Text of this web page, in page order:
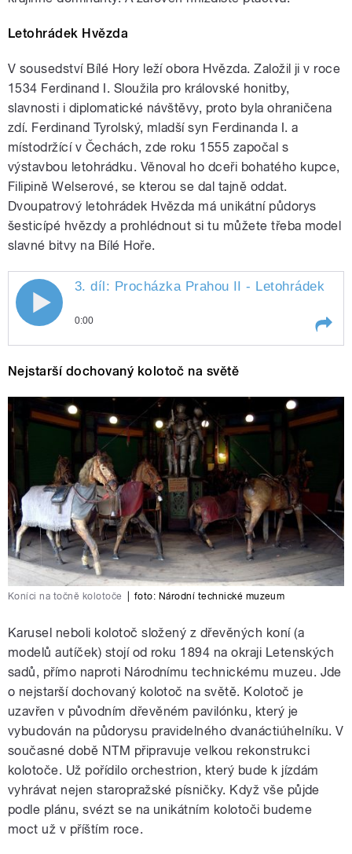
Letohrádek Hvězda
V sousedství Bílé Hory leží obora Hvězda. Založil ji v roce
1534 Ferdinand I. Sloužila pro královské honitby,
slavnosti i diplomatické návštěvy, proto byla ohraničena
zdí. Ferdinand Tyrolský, mladší syn Ferdinanda I. a
místodržící v Čechách, zde roku 1555 započal s
výstavbou letohrádku. Věnoval ho dceři bohatého kupce,
Filipině Welserové, se kterou se dal tajně oddat.
Dvoupatrový letohrádek Hvězda má unikátní půdorys
šesticípé hvězdy a prohlédnout si tu můžete třeba model
slavné bitvy na Bílé Hoře.
pause
3. díl: Procházka Prahou II - Letohrádek
0:00
Letohrádek
Nejstarší dochovaný kolotoč na světě
Koníci na točně kolotoče foto: Národní technické muzeum
Karusel neboli kolotoč složený z dřevěných koní (a
modelů autíček) stojí od roku 1894 na okraji Letenských
sadů, přímo naproti Národnímu technickému muzeu. Jde
o nejstarší dochovaný kolotoč na světě. Kolotoč je
uzavřen v původním dřevěném pavilónku, který je
vybudován na půdorysu pravidelného dvanáctiúhelníku. V
současné době NTM připravuje velkou rekonstrukci
kolotoče. Už pořídilo orchestrion, který bude k jízdám
vyhrávat nejen staropražské písničky. Když vše půjde
podle plánu, svézt se na unikátním kolotoči budeme
moct už v příštím roce.